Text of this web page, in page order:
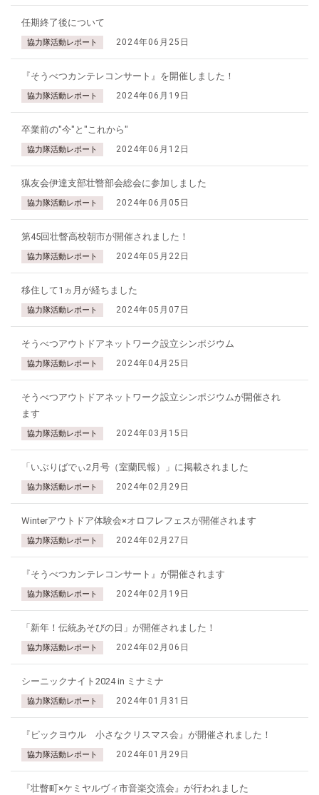
任期終了後について
協力隊活動レポート 2024年06月25日
『そうべつカンテレコンサート』を開催しました！
協力隊活動レポート 2024年06月19日
卒業前の"今"と"これから"
協力隊活動レポート 2024年06月12日
猟友会伊達支部壮瞥部会総会に参加しました
協力隊活動レポート 2024年06月05日
第45回壮瞥高校朝市が開催されました！
協力隊活動レポート 2024年05月22日
移住して1ヵ月が経ちました
協力隊活動レポート 2024年05月07日
そうべつアウトドアネットワーク設立シンポジウム
協力隊活動レポート 2024年04月25日
そうべつアウトドアネットワーク設立シンポジウムが開催され
ます
協力隊活動レポート 2024年03月15日
「いぶりばでぃ2月号（室蘭民報）」に掲載されました
協力隊活動レポート 2024年02月29日
Winterアウトドア体験会×オロフレフェスが開催されます
協力隊活動レポート 2024年02月27日
『そうべつカンテレコンサート』が開催されます
協力隊活動レポート 2024年02月19日
「新年！伝統あそびの日」が開催されました！
協力隊活動レポート 2024年02月06日
シーニックナイト2024 in ミナミナ
協力隊活動レポート 2024年01月31日
『ピックヨウル 小さなクリスマス会』が開催されました！
協力隊活動レポート 2024年01月29日
『壮瞥町×ケミヤルヴィ市音楽交流会』が行われました